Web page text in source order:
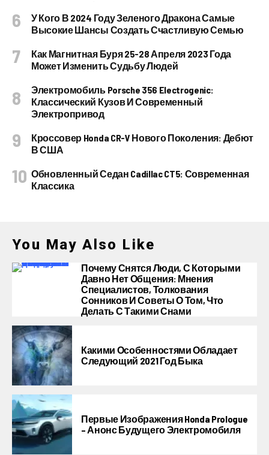
У Кого В 2024 Году Зеленого Дракона Самые
Высокие Шансы Создать Счастливую Семью
Как Магнитная Буря 25-28 Апреля 2023 Года
Может Изменить Судьбу Людей
Электромобиль Porsche 356 Electrogenic:
Классический Кузов И Современный
Электропривод
Кроссовер Honda CR-V Нового Поколения: Дебют
В США
Обновленный Седан Cadillac CT5: Современная
Классика
You May Also Like
Почему Снятся Люди, С Которыми
Давно Нет Общения: Мнения
Специалистов, Толкования
Сонников И Советы О Том, Что
Делать С Такими Снами
Какими Особенностями Обладает
Следующий 2021 Год Быка
Первые Изображения Honda Prologue
– Анонс Будущего Электромобиля